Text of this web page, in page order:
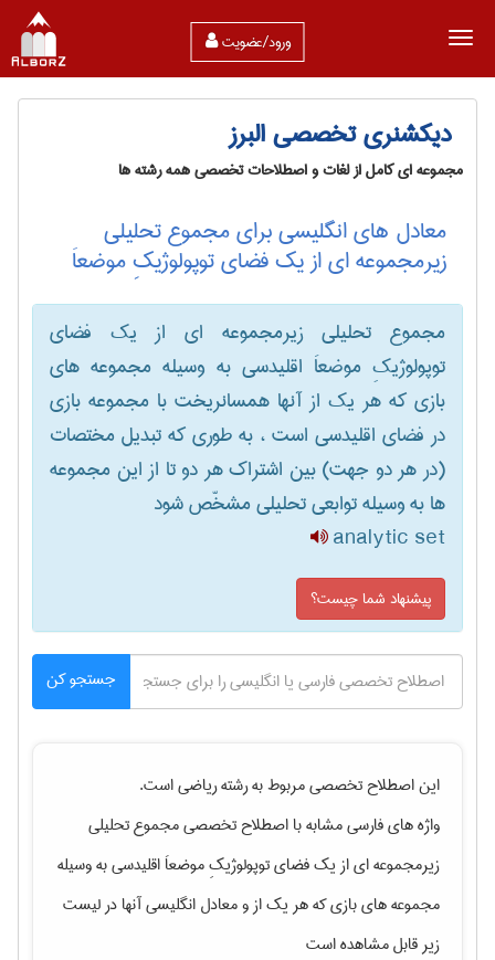
ورود/عضویت
دیکشنری تخصصی البرز
مجموعه ای کامل از لغات و اصطلاحات تخصصی همه رشته ها
معادل های انگلیسی برای مجموع تحلیلی
زیرمجموعه ای از یک فضای توپولوژیکِ موضعاَ
مجموع تحلیلی زیرمجموعه ای از یک فضای
توپولوژیکِ موضعاَ اقلیدسی به وسیله مجموعه های
بازی که هر یک از آنها همسانریخت با مجموعه بازی
در فضای اقلیدسی است ، به طوری که تبدیل مختصات
(در هر دو جهت) بین اشتراک هر دو تا از این مجموعه
ها به وسیله توابعی تحلیلی مشخّص شود
analytic set
پیشنهاد شما چیست؟
جستجو کن
این اصطلاح تخصصی مربوط به رشتهرياضیاست.
واژه های فارسی مشابه با اصطلاح تخصصیمجموع تحلیلی
زیرمجموعه ای از یک فضای توپولوژیکِ موضعاَ اقلیدسی به وسیله
مجموعه های بازی که هر یک ازو معادل انگلیسی آنها در لیست
زیر قابل مشاهده است